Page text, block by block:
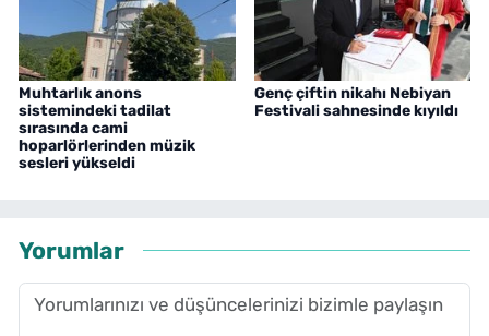
Muhtarlık anons
sistemindeki tadilat
sırasında cami
hoparlörlerinden müzik
sesleri yükseldi
Genç çiftin nikahı Nebiyan
Festivali sahnesinde kıyıldı
Yorumlar